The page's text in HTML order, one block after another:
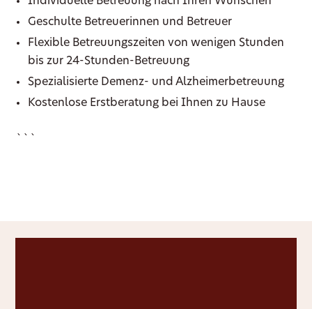
Geschulte Betreuerinnen und Betreuer
Flexible Betreuungszeiten von wenigen Stunden
bis zur 24-Stunden-Betreuung
Spezialisierte Demenz- und Alzheimerbetreuung
Kostenlose Erstberatung bei Ihnen zu Hause